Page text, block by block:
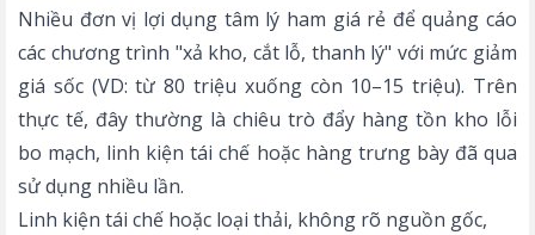
Nhiều đơn vị lợi dụng tâm lý ham giá rẻ để quảng cáo
các chương trình "xả kho, cắt lỗ, thanh lý" với mức giảm
giá sốc (VD: từ 80 triệu xuống còn 10–15 triệu). Trên
thực tế, đây thường là chiêu trò đẩy hàng tồn kho lỗi
bo mạch, linh kiện tái chế hoặc hàng trưng bày đã qua
sử dụng nhiều lần.
Linh kiện tái chế hoặc loại thải, không rõ nguồn gốc,